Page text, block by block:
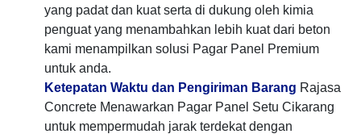
yang padat dan kuat serta di dukung oleh kimia
penguat yang menambahkan lebih kuat dari beton
kami menampilkan solusi Pagar Panel Premium
untuk anda.
Ketepatan Waktu dan Pengiriman Barang Rajasa
Concrete Menawarkan Pagar Panel Setu Cikarang
untuk mempermudah jarak terdekat dengan